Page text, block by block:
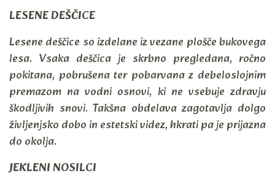
LESENE DEŠČICE
Lesene deščice so izdelane iz vezane plošče bukovega
lesa. Vsaka deščica je skrbno pregledana, ročno
pokitana, pobrušena ter pobarvana z debeloslojnim
premazom na vodni osnovi, ki ne vsebuje zdravju
škodljivih snovi. Takšna obdelava zagotavlja dolgo
življenjsko dobo in estetski videz, hkrati pa je prijazna
do okolja.
JEKLENI NOSILCI